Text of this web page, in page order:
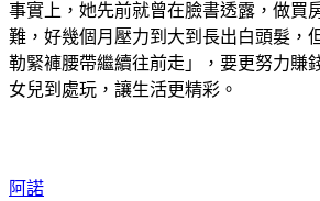
事實上，她先前就曾在臉書透露，做買
難，好幾個月壓力到大到長出白頭髮，
勒緊褲腰帶繼續往前走」，要更努力賺
女兒到處玩，讓生活更精彩。
阿諾